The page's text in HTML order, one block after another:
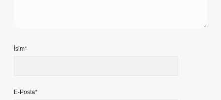
İsim*
E-Posta*